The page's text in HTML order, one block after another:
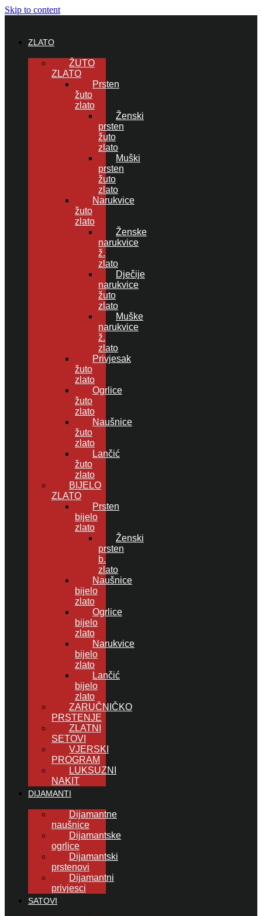
Skip to content
ZLATO
ŽUTO
ZLATO
Prsten
žuto
zlato
Ženski
prsten
žuto
zlato
Muški
prsten
žuto
zlato
Narukvice
žuto
zlato
Ženske
narukvice
ž.
zlato
Dječije
narukvice
žuto
zlato
Muške
narukvice
ž.
zlato
Privjesak
žuto
zlato
Ogrlice
žuto
zlato
Naušnice
žuto
zlato
Lančić
žuto
zlato
BIJELO
ZLATO
Prsten
bijelo
zlato
Ženski
prsten
b.
zlato
Naušnice
bijelo
zlato
Ogrlice
bijelo
zlato
Narukvice
bijelo
zlato
Lančić
bijelo
zlato
ZARUČNIČKO
PRSTENJE
ZLATNI
SETOVI
VJERSKI
PROGRAM
LUKSUZNI
NAKIT
DIJAMANTI
Dijamantne
naušnice
Dijamantske
ogrlice
Dijamantski
prstenovi
Dijamantni
privjesci
SATOVI